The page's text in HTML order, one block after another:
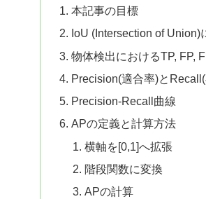
本記事の目標
IoU (Intersection of Union)
物体検出におけるTP, FP,
Precision(適合率)と
Precision-Recall曲線
APの定義と計算方法
横軸を[0,1]へ拡張
階段関数に変換
APの計算